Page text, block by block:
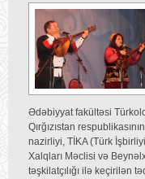
Ədəbiyyat fakültəsi
Qırğızıstan
nazirliyi, TİKA (Türk
Xalqları Məclisi və
təşkilatçılığı ilə keçirilən